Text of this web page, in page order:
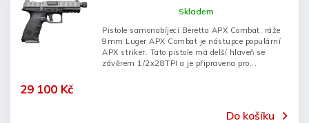
Skladem
29 100 Kč
Do košíku
Pistole samonabíjecí Beretta APX Combat, ráže
9mm Luger APX Combat je nástupce populární
APX striker. Tato pistole má delší hlaveň se
závěrem 1/2x28TPI a je připravena pro...